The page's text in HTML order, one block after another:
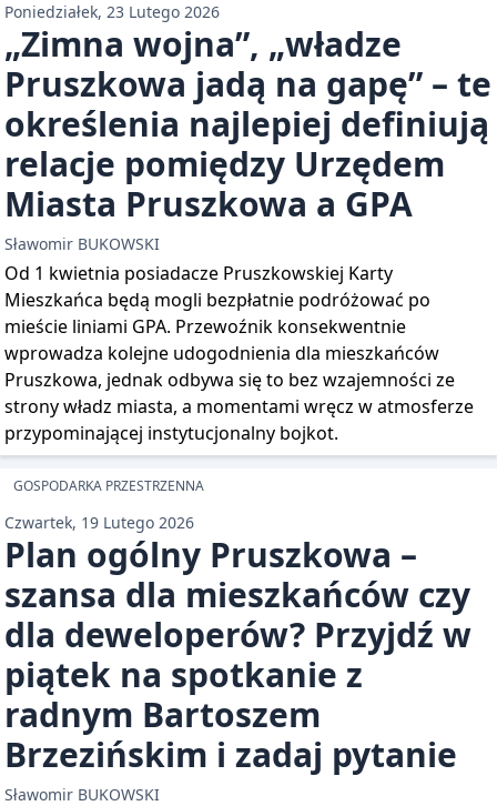
Poniedziałek, 23 Lutego 2026
„Zimna wojna”, „władze
Pruszkowa jadą na gapę” – te
określenia najlepiej definiują
relacje pomiędzy Urzędem
Miasta Pruszkowa a GPA
Sławomir BUKOWSKI
Od 1 kwietnia posiadacze Pruszkowskiej Karty
Mieszkańca będą mogli bezpłatnie podróżować po
mieście liniami GPA. Przewoźnik konsekwentnie
wprowadza kolejne udogodnienia dla mieszkańców
Pruszkowa, jednak odbywa się to bez wzajemności ze
strony władz miasta, a momentami wręcz w atmosferze
przypominającej instytucjonalny bojkot.
GOSPODARKA PRZESTRZENNA
Czwartek, 19 Lutego 2026
Plan ogólny Pruszkowa –
szansa dla mieszkańców czy
dla deweloperów? Przyjdź w
piątek na spotkanie z
radnym Bartoszem
Brzezińskim i zadaj pytanie
Sławomir BUKOWSKI